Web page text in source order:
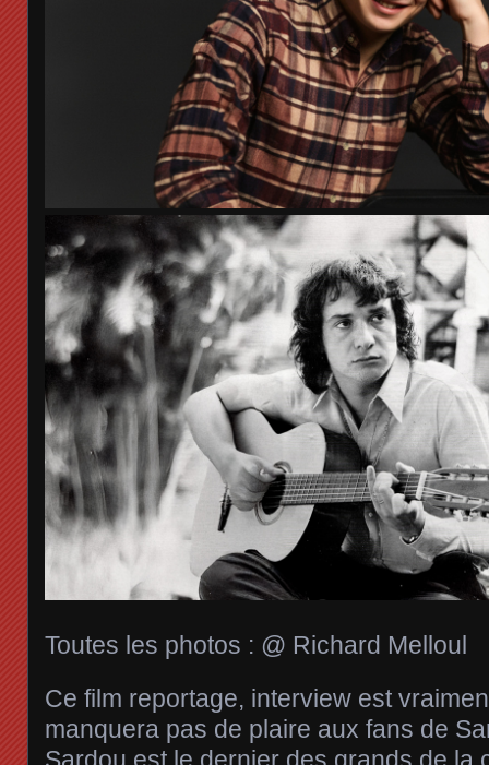
Toutes les photos : @ Richard Melloul
Ce film reportage, interview est
manquera pas de plaire aux fans de
Sardou est le dernier des grands de la